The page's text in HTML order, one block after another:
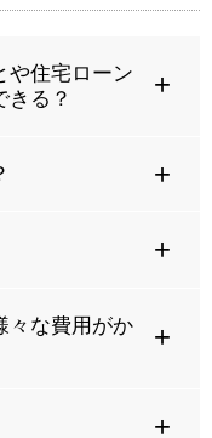
や住宅ローン
きる？
々な費用がか